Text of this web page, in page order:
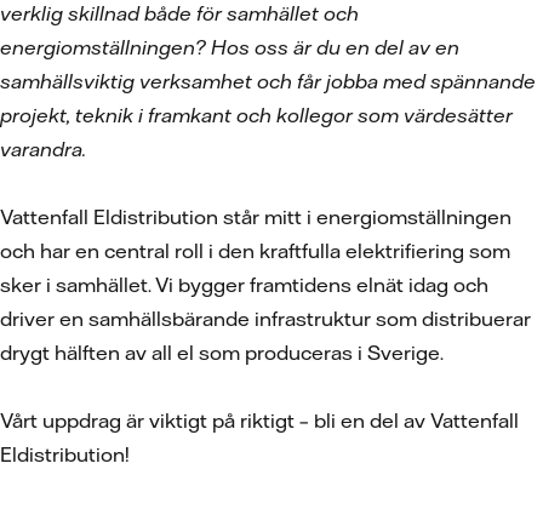
verklig skillnad både för samhället och
energiomställningen? Hos oss är du en del av en
samhällsviktig verksamhet och får jobba med spännande
projekt, teknik i framkant och kollegor som värdesätter
varandra.
Vattenfall Eldistribution står mitt i energiomställningen
och har en central roll i den kraftfulla elektrifiering som
sker i samhället. Vi bygger framtidens elnät idag och
driver en samhällsbärande infrastruktur som distribuerar
drygt hälften av all el som produceras i Sverige.
Vårt uppdrag är viktigt på riktigt – bli en del av Vattenfall
Eldistribution!